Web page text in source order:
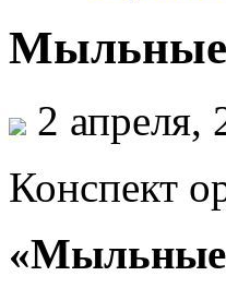
Мыльные
2 апреля,
Конспект
«Мыльные